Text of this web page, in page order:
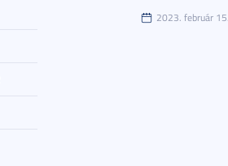
2023. február 15.